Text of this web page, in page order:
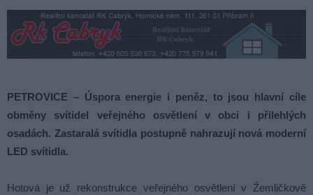
PETROVICE – Úspora energie i peněz, to jsou hlavní cíle
obměny svítidel veřejného osvětlení v obci i přilehlých
osadách. Zastaralá svítidla postupně nahrazují nová moderní
LED svítidla.
Hotová je už rekonstrukce veřejného osvětlení v Žemličkově